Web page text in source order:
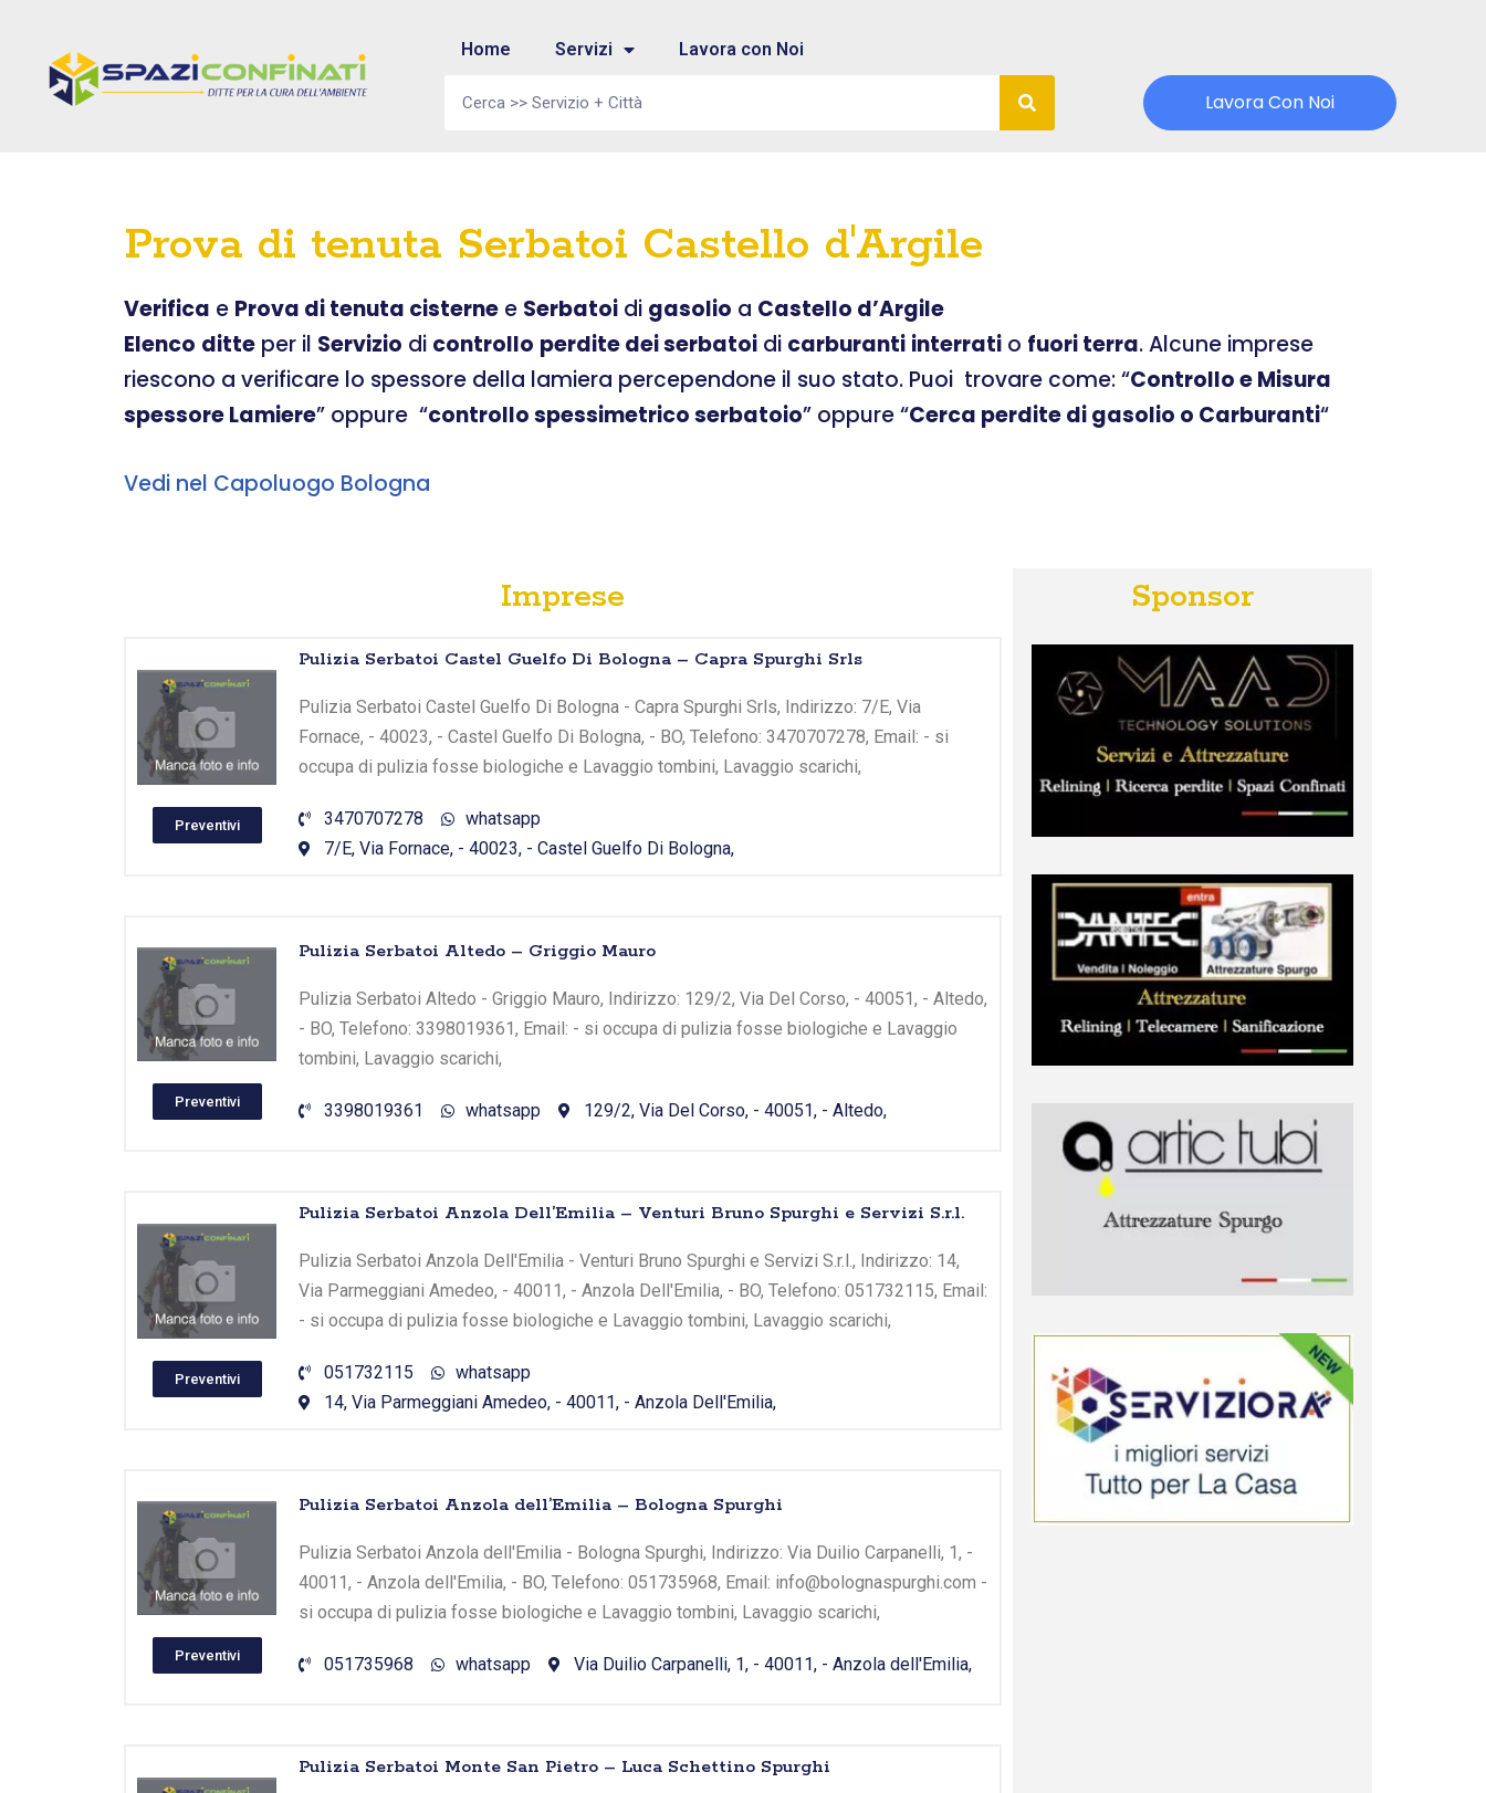
Home Servizi Lavora con Noi
Lavora Con Noi
Prova di tenuta Serbatoi Castello d'Argile
Verifica e Prova di tenuta cisterne e Serbatoi di gasolio a Castello d’Argile
Elenco ditte per il Servizio di controllo perdite dei serbatoi di carburanti interrati o fuori terra. Alcune imprese
riescono a verificare lo spessore della lamiera percependone il suo stato. Puoi trovare come: “Controllo e Misura
spessore Lamiere” oppure “controllo spessimetrico serbatoio” oppure “Cerca perdite di gasolio o Carburanti“
Vedi nel Capoluogo Bologna
Imprese
Preventivi
Pulizia Serbatoi Castel Guelfo Di Bologna – Capra Spurghi Srls
Pulizia Serbatoi Castel Guelfo Di Bologna - Capra Spurghi Srls, Indirizzo: 7/E, Via
Fornace, - 40023, - Castel Guelfo Di Bologna, - BO, Telefono: 3470707278, Email: - si
occupa di pulizia fosse biologiche e Lavaggio tombini, Lavaggio scarichi,
3470707278
whatsapp
7/E, Via Fornace, - 40023, - Castel Guelfo Di Bologna,
Preventivi
Pulizia Serbatoi Altedo – Griggio Mauro
Pulizia Serbatoi Altedo - Griggio Mauro, Indirizzo: 129/2, Via Del Corso, - 40051, - Altedo,
- BO, Telefono: 3398019361, Email: - si occupa di pulizia fosse biologiche e Lavaggio
tombini, Lavaggio scarichi,
3398019361 whatsapp 129/2, Via Del Corso, - 40051, - Altedo,
Preventivi
Pulizia Serbatoi Anzola Dell’Emilia – Venturi Bruno Spurghi e Servizi S.r.l.
Pulizia Serbatoi Anzola Dell'Emilia - Venturi Bruno Spurghi e Servizi S.r.l., Indirizzo: 14,
Via Parmeggiani Amedeo, - 40011, - Anzola Dell'Emilia, - BO, Telefono: 051732115, Email:
- si occupa di pulizia fosse biologiche e Lavaggio tombini, Lavaggio scarichi,
051732115
whatsapp
14, Via Parmeggiani Amedeo, - 40011, - Anzola Dell'Emilia,
Preventivi
Pulizia Serbatoi Anzola dell’Emilia – Bologna Spurghi
Pulizia Serbatoi Anzola dell'Emilia - Bologna Spurghi, Indirizzo: Via Duilio Carpanelli, 1, -
40011, - Anzola dell'Emilia, - BO, Telefono: 051735968, Email: info@bolognaspurghi.com -
si occupa di pulizia fosse biologiche e Lavaggio tombini, Lavaggio scarichi,
051735968 whatsapp Via Duilio Carpanelli, 1, - 40011, - Anzola dell'Emilia,
Pulizia Serbatoi Monte San Pietro – Luca Schettino Spurghi
Sponsor